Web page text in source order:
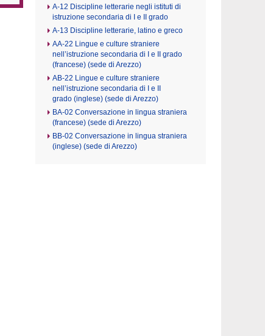
A-12 Discipline letterarie negli istituti di
istruzione secondaria di I e II grado
A-13 Discipline letterarie, latino e greco
AA-22 Lingue e culture straniere
nell’istruzione secondaria di I e II grado
(francese) (sede di Arezzo)
AB-22 Lingue e culture straniere
nell’istruzione secondaria di I e II
grado (inglese) (sede di Arezzo)
BA-02 Conversazione in lingua straniera
(francese) (sede di Arezzo)
BB-02 Conversazione in lingua straniera
(inglese) (sede di Arezzo)